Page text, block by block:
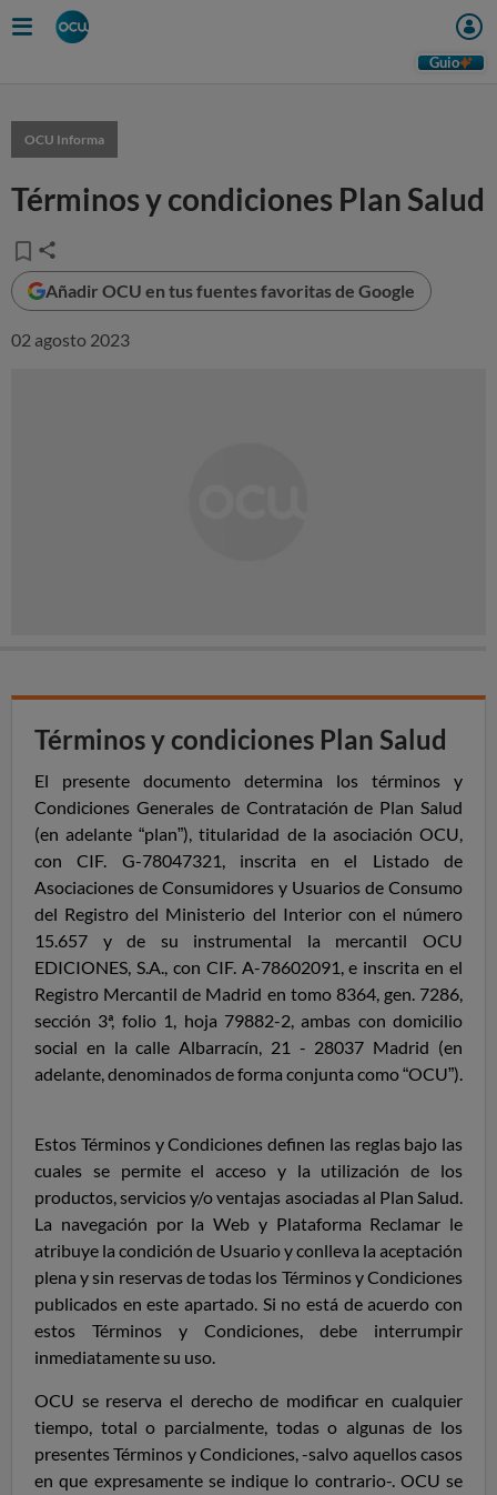
Guio
OCU Informa
Términos y condiciones Plan Salud
Añadir OCU en tus fuentes favoritas de Google
02 agosto 2023
Términos y condiciones Plan Salud
El presente documento determina los términos y
Condiciones Generales de Contratación de Plan Salud
(en adelante “plan”),titularidad de la asociación OCU,
con CIF. G-78047321, inscrita en el Listado de
Asociaciones de Consumidores y Usuarios de Consumo
del Registro del Ministerio del Interior con el número
15.657 y de su instrumental la mercantil OCU
EDICIONES, S.A., con CIF. A-78602091, e inscrita en el
Registro Mercantil de Madrid en tomo 8364, gen. 7286,
sección 3ª, folio 1, hoja 79882-2, ambas con domicilio
social en la calle Albarracín, 21 - 28037 Madrid (en
adelante, denominados de forma conjunta como “OCU”).
Estos Términos y Condiciones definen las reglas bajo las
cuales se permite el acceso y la utilización de los
productos, servicios y/o ventajas asociadasal Plan Salud.
La navegación por la Web y Plataforma Reclamar le
atribuye la condición de Usuario y conlleva la aceptación
plena y sin reservas de todas los Términos y Condiciones
publicados en este apartado. Si no está de acuerdo con
estos Términos y Condiciones, debe interrumpir
inmediatamente su uso.
OCU se reserva el derecho de modificar en cualquier
tiempo, total o parcialmente, todas o algunas de los
presentes Términos y Condiciones, -salvo aquellos casos
en que expresamente se indique lo contrario-. OCU se